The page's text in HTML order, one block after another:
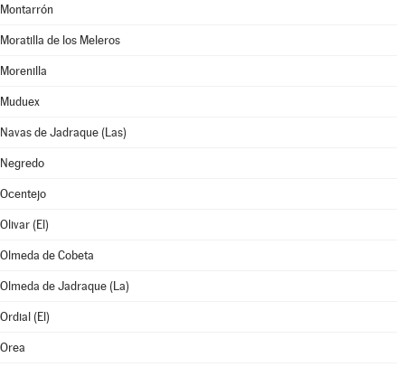
Montarrón
Moratilla de los Meleros
Morenilla
Muduex
Navas de Jadraque (Las)
Negredo
Ocentejo
Olivar (El)
Olmeda de Cobeta
Olmeda de Jadraque (La)
Ordial (El)
Orea